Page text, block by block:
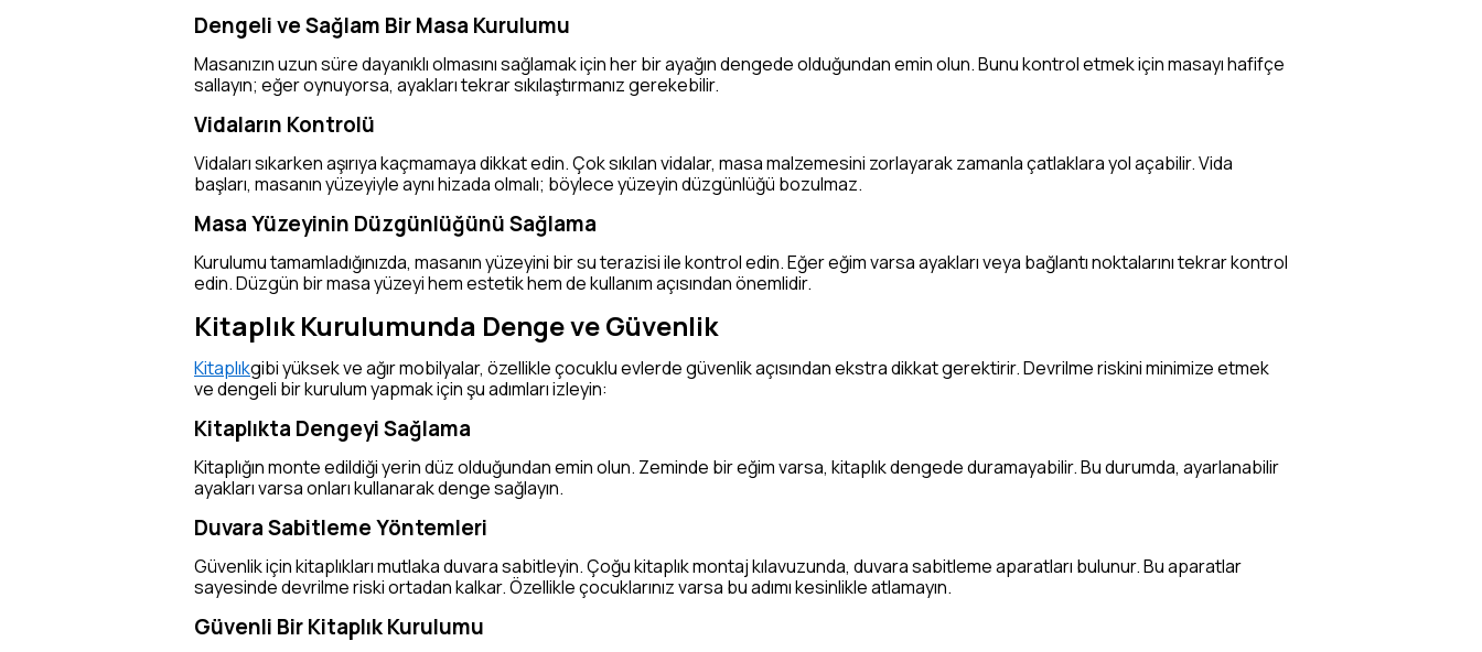
Dengeli ve Sağlam Bir Masa Kurulumu
Masanızın uzun süre dayanıklı olmasını sağlamak için her bir ayağın dengede olduğundan emin olun. Bunu kontrol etmek için masayı hafifçe
sallayın; eğer oynuyorsa, ayakları tekrar sıkılaştırmanız gerekebilir.
Vidaların Kontrolü
Vidaları sıkarken aşırıya kaçmamaya dikkat edin. Çok sıkılan vidalar, masa malzemesini zorlayarak zamanla çatlaklara yol açabilir. Vida
başları, masanın yüzeyiyle aynı hizada olmalı; böylece yüzeyin düzgünlüğü bozulmaz.
Masa Yüzeyinin Düzgünlüğünü Sağlama
Kurulumu tamamladığınızda, masanın yüzeyini bir su terazisi ile kontrol edin. Eğer eğim varsa ayakları veya bağlantı noktalarını tekrar kontrol
edin. Düzgün bir masa yüzeyi hem estetik hem de kullanım açısından önemlidir.
Kitaplık Kurulumunda Denge ve Güvenlik
Kitaplıkgibi yüksek ve ağır mobilyalar, özellikle çocuklu evlerde güvenlik açısından ekstra dikkat gerektirir. Devrilme riskini minimize etmek
ve dengeli bir kurulum yapmak için şu adımları izleyin:
Kitaplıkta Dengeyi Sağlama
Kitaplığın monte edildiği yerin düz olduğundan emin olun. Zeminde bir eğim varsa, kitaplık dengede duramayabilir. Bu durumda, ayarlanabilir
ayakları varsa onları kullanarak denge sağlayın.
Duvara Sabitleme Yöntemleri
Güvenlik için kitaplıkları mutlaka duvara sabitleyin. Çoğu kitaplık montaj kılavuzunda, duvara sabitleme aparatları bulunur. Bu aparatlar
sayesinde devrilme riski ortadan kalkar. Özellikle çocuklarınız varsa bu adımı kesinlikle atlamayın.
Güvenli Bir Kitaplık Kurulumu